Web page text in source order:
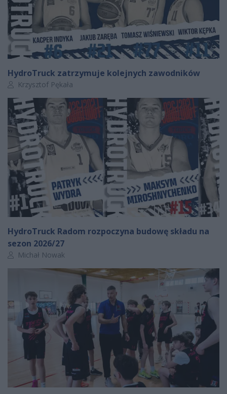
HydroTruck zatrzymuje kolejnych zawodników
Autor artykułu:
Krzysztof Pękała
HydroTruck Radom rozpoczyna budowę składu na
sezon 2026/27
Autor artykułu:
Michał Nowak